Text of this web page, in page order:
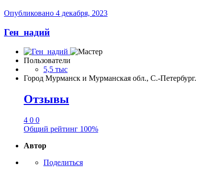
Опубликовано 4 декабря, 2023
Ген_надий
Пользователи
5,5 тыс
Город Мурманск и Мурманская обл., С.-Петербург.
Отзывы
4 0 0
Общий рейтинг 100%
Автор
Поделиться